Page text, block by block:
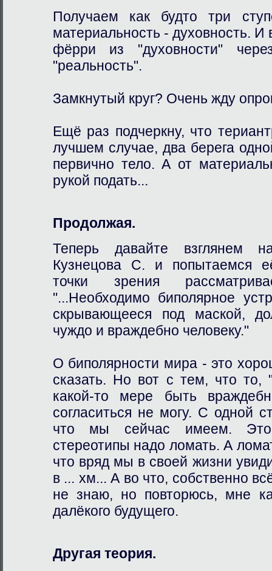
Получаем как будто три
материальность - духовность. И
фёрри из "духовности"
"реальность".
Замкнутый круг? Очень жду
Ещё раз подчеркну, что
лучшем случае, два берега
первично тело. А от
рукой подать...
Продолжая.
Теперь давайте взглянем
Кузнецова С. и попытаемся
точки зрения
"...Необходимо биполярное
скрывающееся под маской,
чуждо и враждебно человеку."
О биполярности мира - это
сказать. Но вот с тем, что то,
какой-то мере быть
согласиться не могу. С одной
что мы сейчас имеем.
стереотипы надо ломать. А
что вряд мы в своей жизни
в ... хм... А во что, собственно
не знаю, но повторюсь, мне
далёкого будущего.
Другая теория.